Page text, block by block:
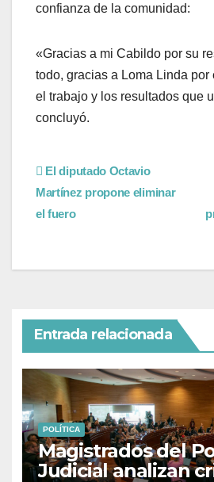
confianza de la comunidad:
«Gracias a mi Cabildo por su
todo, gracias a Loma Linda por
el trabajo y los resultados que
concluyó.
El diputado Octavio
Martínez propone eliminar
el fuero
Entrada relacionada
POLÍTICA
Magistrados del
Judicial analizan